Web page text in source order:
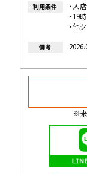
利用条件
・入
・19
・他
備考
※来